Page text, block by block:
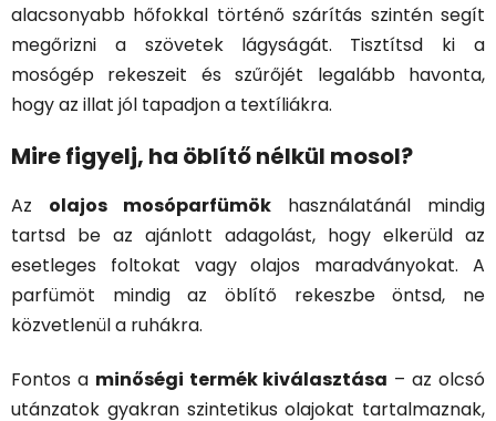
alacsonyabb hőfokkal történő szárítás szintén segít
megőrizni a szövetek lágyságát. Tisztítsd ki a
mosógép rekeszeit és szűrőjét legalább havonta,
hogy az illat jól tapadjon a textíliákra.
Mire figyelj, ha öblítő nélkül mosol?
Az olajos mosóparfümök használatánál mindig
tartsd be az ajánlott adagolást, hogy elkerüld az
esetleges foltokat vagy olajos maradványokat. A
parfümöt mindig az öblítő rekeszbe öntsd, ne
közvetlenül a ruhákra.
Fontos a minőségi termék kiválasztása – az olcsó
utánzatok gyakran szintetikus olajokat tartalmaznak,